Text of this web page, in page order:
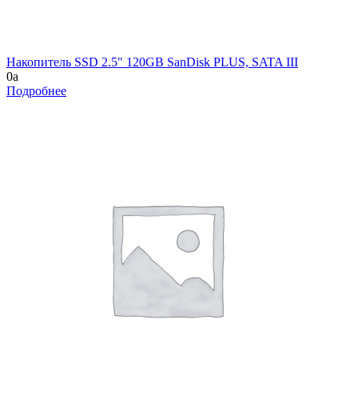
Накопитель SSD 2.5" 120GB SanDisk PLUS, SATA III
0a
Подробнее